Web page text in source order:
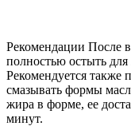
Рекомендации После
полностью остыть
Рекомендуется также
смазывать формы
жира в форме, ее
минут.